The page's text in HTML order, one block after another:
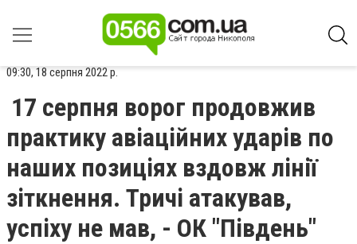
09:30, 18 серпня 2022 р.
17 серпня ворог продовжив
практику авіаційних ударів по
наших позиціях вздовж лінії
зіткнення. Тричі атакував,
успіху не мав, - ОК "Південь"